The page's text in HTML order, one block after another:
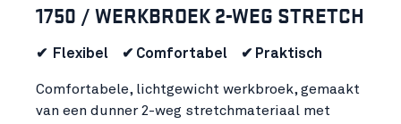
1750 / WERKBROEK 2-WEG STRETCH
✔ Flexibel ✔ Comfortabel ✔ Praktisch
Comfortabele, lichtgewicht werkbroek, gemaakt
van een dunner 2-weg stretchmateriaal met